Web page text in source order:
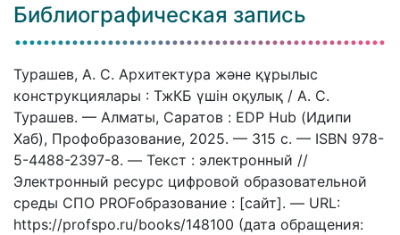
Библиографическая запись
Турашев, А. С. Архитектура және құрылыс
конструкциялары : ТжКБ үшін оқулық / А. С.
Турашев. — Алматы, Саратов : EDP Hub (Идипи
Хаб), Профобразование, 2025. — 315 c. — ISBN 978-
5-4488-2397-8. — Текст : электронный //
Электронный ресурс цифровой образовательной
среды СПО PROFобразование : [сайт]. — URL:
https://profspo.ru/books/148100 (дата обращения: